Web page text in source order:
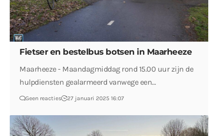
Fietser en bestelbus botsen in Maarheeze
Maarheeze - Maandagmiddag rond 15.00 uur zijn de
hulpdiensten gealarmeerd vanwege een…
Geen reacties 27 januari 2025 16:07